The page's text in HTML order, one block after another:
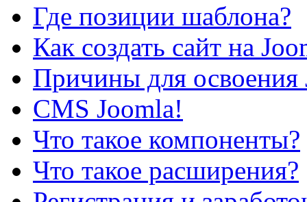
Где позиции шаблона?
Как создать сайт на
Причины для освоения
CMS Joomla!
Что такое компоненты?
Что такое расширения?